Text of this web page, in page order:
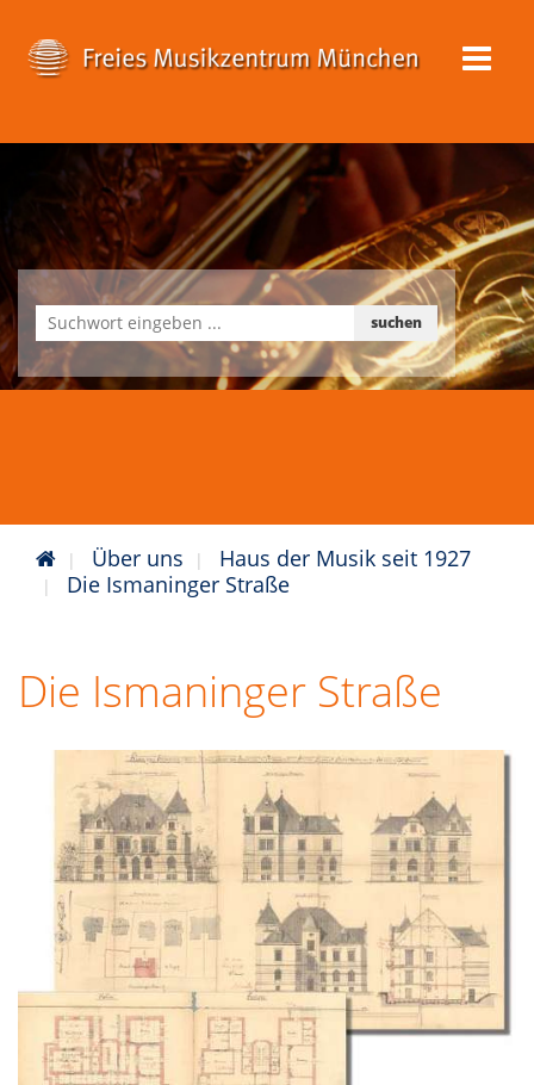
suchen
Über uns
Haus der Musik seit 1927
Die Ismaninger Straße
Die Ismaninger Straße